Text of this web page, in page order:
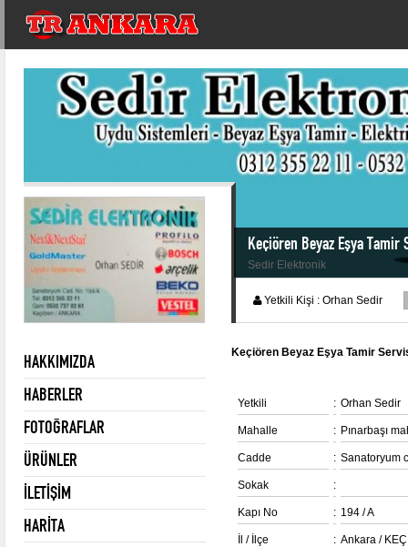
Keçiören Beyaz Eşya Tamir
Sedir Elektronik
Yetkili Kişi : Orhan Sedir
HAKKIMIZDA
HABERLER
FOTOĞRAFLAR
ÜRÜNLER
İLETİŞİM
HARİTA
Keçiören Beyaz Eşya Tamir
Yetkili : Orhan Sedir
Mahalle : Pınarbaşı
Cadde : Sanatoryum
Sokak :
Kapı No : 194 / A
İl / İlçe : Ankara /